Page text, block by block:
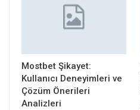
Mostbet Şikayet:
Kullanıcı Deneyimleri ve
Çözüm Önerileri
Analizleri